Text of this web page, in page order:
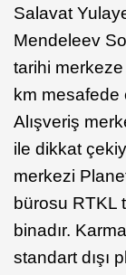
Salavat
Mendeleev
tarihi
km mesafede
Alışveriş
ile dikkat
merkezi
bürosu RTKL
binadır.
standart dışı